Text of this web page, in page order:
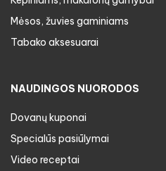
Mėsos, žuvies gaminiams
Tabako aksesuarai
NAUDINGOS NUORODOS
Dovanų kuponai
Specialūs pasiūlymai
Video receptai